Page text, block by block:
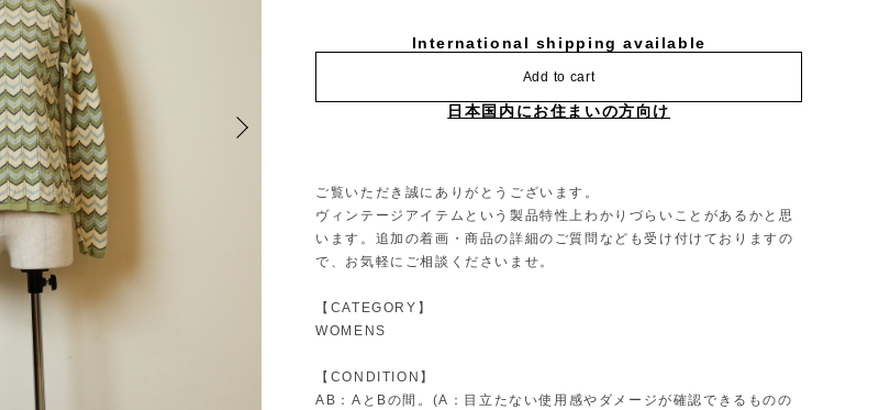
International shipping available
Add to cart
日本国内にお住まいの方向け
ご覧いただき誠にありがとうございます。
ヴィンテージアイテムという製品特性上わかりづらいことがあるかと思
います。追加の着画・商品の詳細のご質問なども受け付けておりますの
で、お気軽にご相談くださいませ。
【CATEGORY】
WOMENS
【CONDITION】
AB：AとBの間。(A：目立たない使用感やダメージが確認できるものの